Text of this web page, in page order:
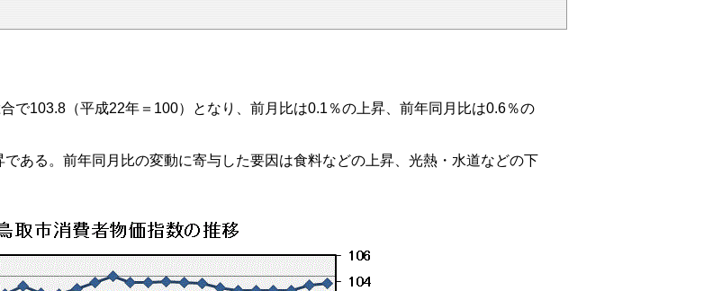
で103.8（平成22年＝100）となり、前月比は0.1％の上昇、前年同月比は0.6％の
ある。前年同月比の変動に寄与した要因は食料などの上昇、光熱・水道などの下